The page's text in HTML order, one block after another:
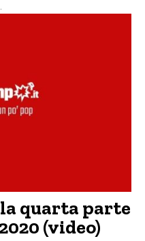
la quarta parte
(video)